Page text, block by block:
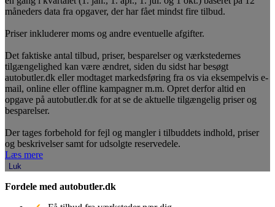
måneders data fra opgaver, der har fået mindst fire tilbud.
Priser inkluderer moms og andre eventuelle afgifter.
Det faktiske antal tilbud, priser, besparelser og værkstedernes
tilgængelighed kan være ændret, siden du sidst har besøgt
autobutler.dk eller modtaget markedsføring fra os via eksempelvis e-
mail, online eller offline kampagner m.m. Opret derfor altid en
opgave på autobutler.dk for at se de aktuelle tilgængelig priser og
besparelser.
Der tages forbehold for fejl og mangler i tilbuddets indhold, priser
og beskrivelser samt for udsolgte reservedele.
Læs mere
Luk
Fordele med autobutler.dk